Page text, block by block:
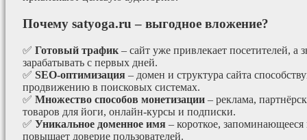
Почему satyoga.ru – выгодное вложение?
✅ Готовый трафик – сайт уже привлекает посетителей, а
зарабатывать с первых дней.
✅ SEO-оптимизация – домен и структура сайта
продвижению в поисковых системах.
✅ Множество способов монетизации – реклама,
товаров для йоги, онлайн-курсы и подписки.
✅ Уникальное доменное имя – короткое, запоминающееся
повышает доверие пользователей.